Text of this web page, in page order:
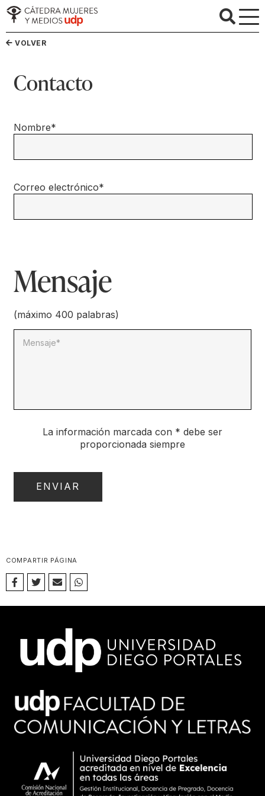
VOLVER
Contacto
Nombre*
Correo electrónico*
Mensaje
(máximo 400 palabras)
Mensaje*
La información marcada con * debe ser
proporcionada siempre
ENVIAR
COMPARTIR PÁGINA